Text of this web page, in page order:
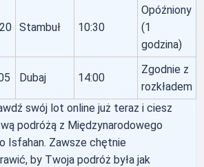
Stambuł 10:30
Opóźniony
(1
godzina)
Dubaj 14:00
Zgodnie z
rozkładem
swój lot online już teraz i ciesz
podróżą z Międzynarodowego
Isfahan. Zawsze chętnie
by Twoja podróż była jak